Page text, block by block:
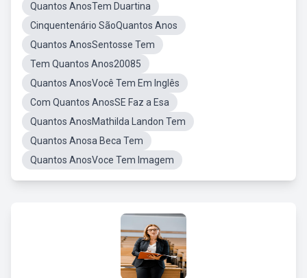
Quantos AnosTem Duartina
Cinquentenário SãoQuantos Anos
Quantos AnosSentosse Tem
Tem Quantos Anos20085
Quantos AnosVocê Tem Em Inglês
Com Quantos AnosSE Faz a Esa
Quantos AnosMathilda Landon Tem
Quantos Anosa Beca Tem
Quantos AnosVoce Tem Imagem